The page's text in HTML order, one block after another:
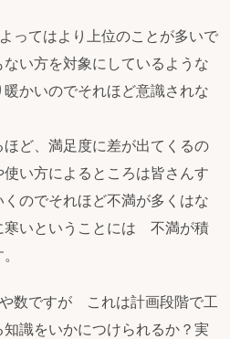
てはより上位のことが多いで
い方を対象にしているような
かいのでそれほど意識されな
ど、満足度に差が出てくるの
い方によるところは皆さんす
のでそれほど不満が多くはな
寒いということには 不満が積
数ですが これは計画段階で工
識をいかにつけられるか？実